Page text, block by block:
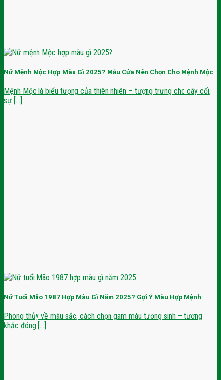
Nữ Mệnh Mộc Hợp Màu Gì 2025? Mẫu Cửa Nên Chọn Cho Mệnh Mộc
Mệnh Mộc là biểu tượng của thiên nhiên – tượng trưng cho cây cối,
sự [...]
Nữ Tuổi Mão 1987 Hợp Màu Gì Năm 2025? Gợi Ý Màu Hợp Mệnh
Phong thủy về màu sắc, cách chọn gam màu tương sinh – tương
khắc đóng [...]